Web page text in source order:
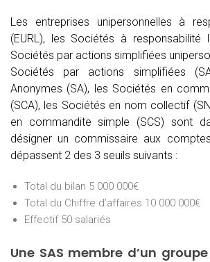
Les entreprises unipersonnelles à
(EURL), les Sociétés à responsabilité
Sociétés par actions simplifiées
Sociétés par actions simplifiées
Anonymes (SA), les Sociétés en
(SCA), les Sociétés en nom collectif
en commandite simple (SCS) sont
désigner un commissaire aux
dépassent 2 des 3 seuils suivants :
Total du bilan 5 000 000€
Total du Chiffre d’affaires 10 000 000€
Effectif 50 salariés
Une SAS membre d’un